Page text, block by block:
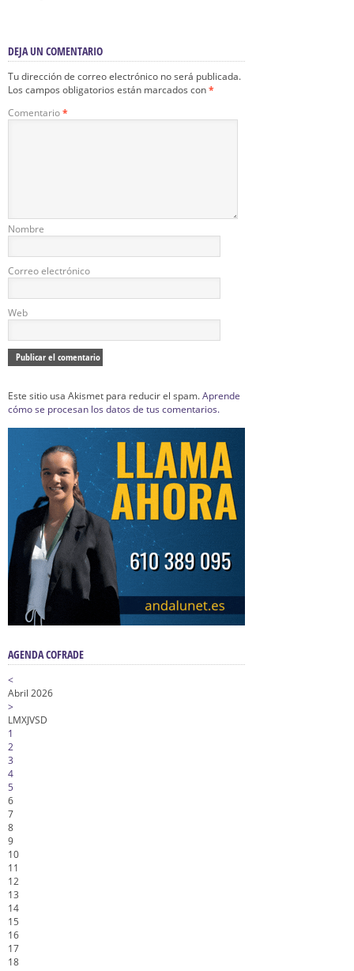
DEJA UN COMENTARIO
Tu dirección de correo electrónico no será publicada.
Los campos obligatorios están marcados con*
Comentario*
Nombre
Correo electrónico
Web
Este sitio usa Akismet para reducir el spam.Aprende
cómo se procesan los datos de tus comentarios.
AGENDA COFRADE
<
Abril 2026
>
LMXJVSD
1
2
3
4
5
6
7
8
9
10
11
12
13
14
15
16
17
18